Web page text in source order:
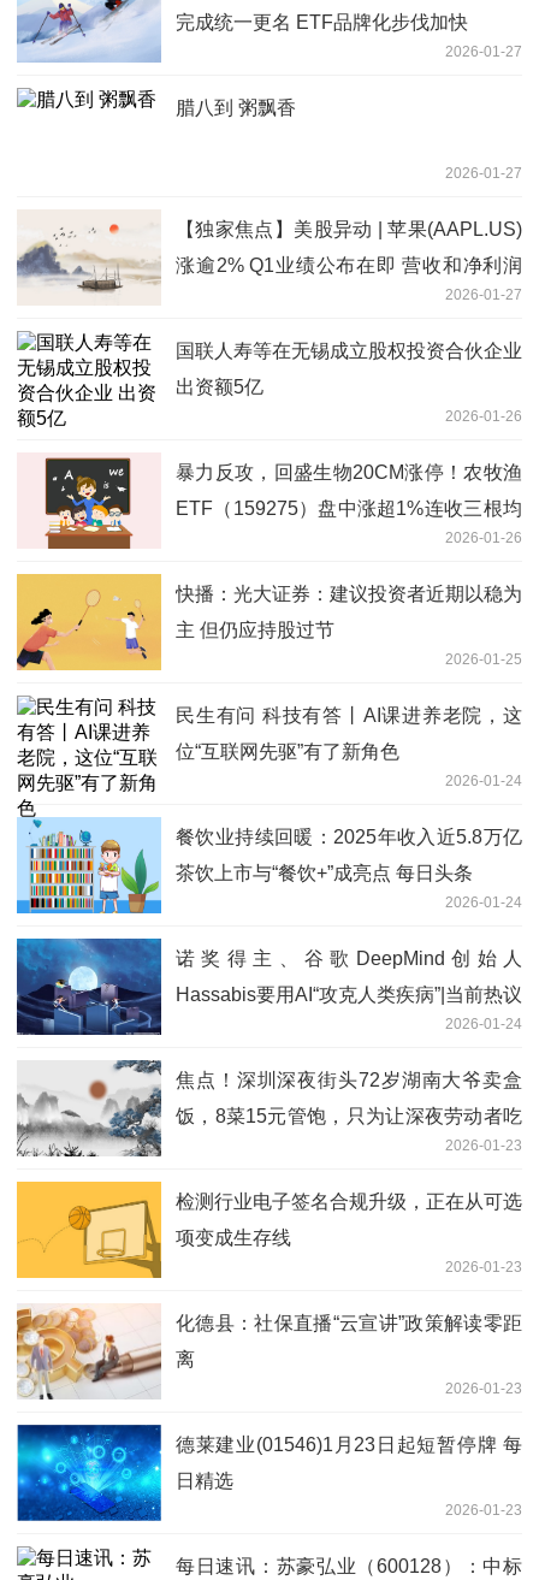
完成统一更名 ETF品牌化步伐加快
2026-01-27
腊八到 粥飘香
2026-01-27
【独家焦点】美股异动 | 苹果(AAPL.US)
涨逾2% Q1业绩公布在即 营收和净利润
2026-01-27
国联人寿等在无锡成立股权投资合伙企业
出资额5亿
2026-01-26
暴力反攻，回盛生物20CM涨停！农牧渔
ETF（159275）盘中涨超1%连收三根均
2026-01-26
快播：光大证券：建议投资者近期以稳为
主 但仍应持股过节
2026-01-25
民生有问 科技有答丨AI课进养老院，这
位“互联网先驱”有了新角色
2026-01-24
餐饮业持续回暖：2025年收入近5.8万亿
茶饮上市与“餐饮+”成亮点 每日头条
2026-01-24
诺奖得主、谷歌DeepMind创始人
Hassabis要用AI“攻克人类疾病”|当前热议
2026-01-24
焦点！深圳深夜街头72岁湖南大爷卖盒
饭，8菜15元管饱，只为让深夜劳动者吃
2026-01-23
检测行业电子签名合规升级，正在从可选
项变成生存线
2026-01-23
化德县：社保直播“云宣讲”政策解读零距
离
2026-01-23
德莱建业(01546)1月23日起短暂停牌 每
日精选
2026-01-23
每日速讯：苏豪弘业（600128）：中标